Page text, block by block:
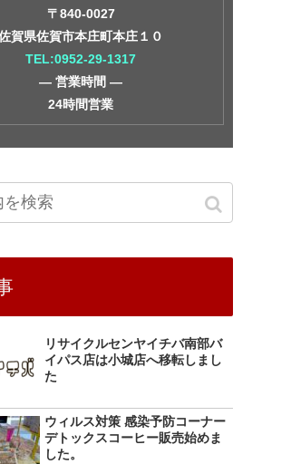
〒840-0027
賀県佐賀市本庄町本庄１０
TEL:0952-29-1317
― 営業時間 ―
24時間営業
リサイクルセンヤイチバ南部バ
イパス店は小城店へ移転しまし
た
ウィルス対策 感染予防コーナー
デトックスコーヒー販売始めま
した。